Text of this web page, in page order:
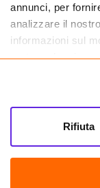
annunci, per
analizzare il
informazioni sul
partner che si
informazioni che
tuo utilizzo dei
Rifiuta
Farma.it S.a.s. P. IVA
CREDITS
Sede legale Via delle